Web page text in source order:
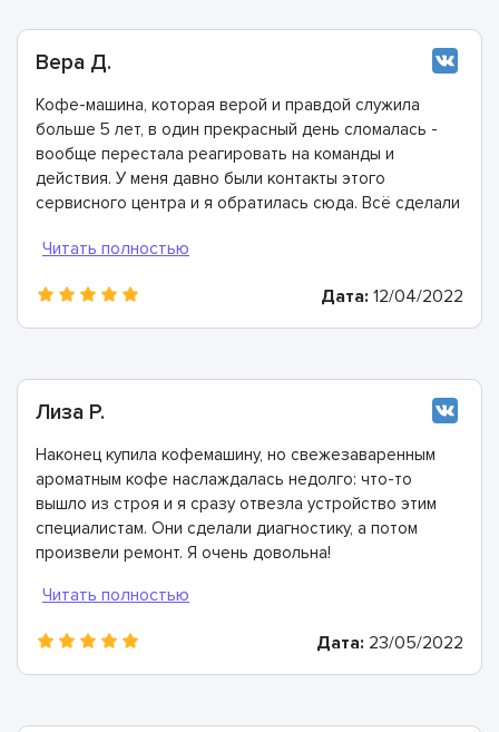
Вера Д.
Кофе-машина, которая верой и правдой служила
больше 5 лет, в один прекрасный день сломалась -
вообще перестала реагировать на команды и
действия. У меня давно были контакты этого
сервисного центра и я обратилась сюда. Всё сделали
Конечно же рекомендую этих мастеров!
Дата: 12/04/2022
Лиза Р.
Наконец купила кофемашину, но свежезаваренным
ароматным кофе наслаждалась недолго: что-то
вышло из строя и я сразу отвезла устройство этим
специалистам. Они сделали диагностику, а потом
произвели ремонт. Я очень довольна!
Дата: 23/05/2022